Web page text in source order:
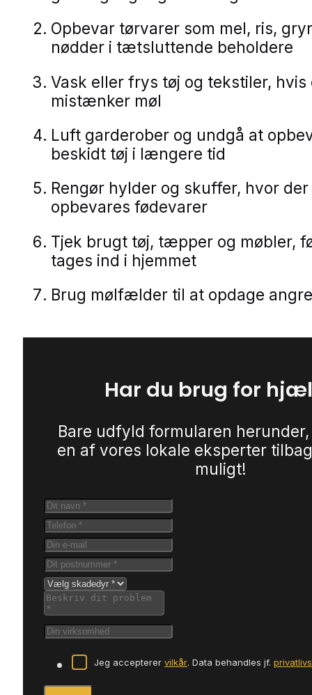
Opbevar tørvarer som mel, ris,
nødder i tætsluttende beholdere
Vask eller frys tøj og tekstiler, hvis
mistænker møl
Luft garderober og undgå at
beskidt tøj i længere tid
Rengør hylder og skuffer, hvor der
opbevares fødevarer
Tjek brugt tøj, tæpper og møbler,
tages ind i hjemmet
Brug mølfælder til at opdage
Har du brug for
Bare udfyld formularen
en af vores lokale eksperter
muligt!
Jeg accepterer vilkår. Data behandles jf.